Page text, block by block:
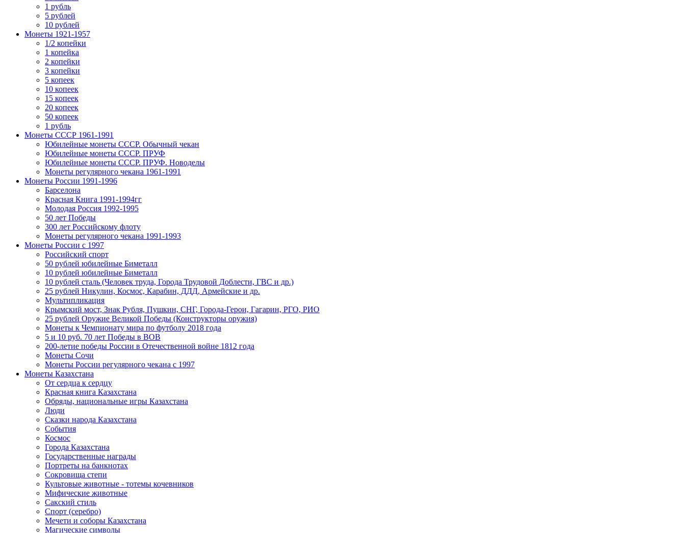
1 рубль
5 рублей
10 рублей
Монеты 1921-1957
1/2 копейки
1 копейка
2 копейки
3 копейки
5 копеек
10 копеек
15 копеек
20 копеек
50 копеек
1 рубль
Монеты СССР 1961-1991
Юбилейные монеты СССР. Обычный чекан
Юбилейные монеты СССР. ПРУФ
Юбилейные монеты СССР. ПРУФ. Новоделы
Монеты регулярного чекана 1961-1991
Монеты России 1991-1996
Барселона
Красная Книга 1991-1994гг
Молодая Россия 1992-1995
50 лет Победы
300 лет Российскому флоту
Монеты регулярного чекана 1991-1993
Монеты России c 1997
Российский спорт
50 рублей юбилейные Биметалл
10 рублей юбилейные Биметалл
10 рублей сталь (Человек труда, Города Трудовой Доблести, ГВС и др.)
25 рублей Никулин, Космос, Карабин, ДДД, Армейские и др.
Мультипликация
Крымский мост, Знак Рубля, Пушкин, СНГ, Города-Герои, Гагарин, РГО, РИО
25 рублей Оружие Великой Победы (Конструкторы оружия)
Монеты к Чемпионату мира по футболу 2018 года
5 и 10 руб. 70 лет Победы в ВОВ
200-летие победы России в Отечественной войне 1812 года
Монеты Сочи
Монеты России регулярного чекана с 1997
Монеты Казахстана
От сердца к сердцу
Красная книга Казахстана
Обряды, национальные игры Казахстана
Люди
Сказки народа Казахстана
События
Космос
Города Казахстана
Государственные награды
Портреты на банкнотах
Сокровища степи
Культовые животные - тотемы кочевников
Мифические животные
Сакский стиль
Спорт (серебро)
Мечети и соборы Казахстана
Магические символы